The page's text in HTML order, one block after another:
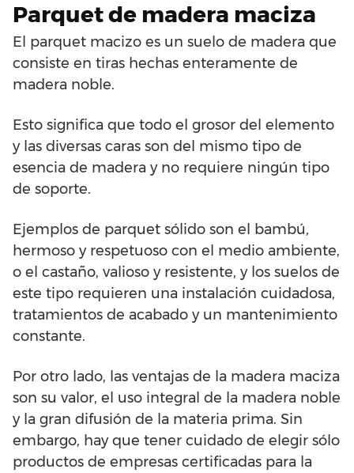
Parquet de madera maciza
El parquet macizo es un suelo de madera que
consiste en tiras hechas enteramente de
madera noble.
Esto significa que todo el grosor del elemento
y las diversas caras son del mismo tipo de
esencia de madera y no requiere ningún tipo
de soporte.
Ejemplos de parquet sólido son el bambú,
hermoso y respetuoso con el medio ambiente,
o el castaño, valioso y resistente, y los suelos de
este tipo requieren una instalación cuidadosa,
tratamientos de acabado y un mantenimiento
constante.
Por otro lado, las ventajas de la madera maciza
son su valor, el uso integral de la madera noble
y la gran difusión de la materia prima. Sin
embargo, hay que tener cuidado de elegir sólo
productos de empresas certificadas para la